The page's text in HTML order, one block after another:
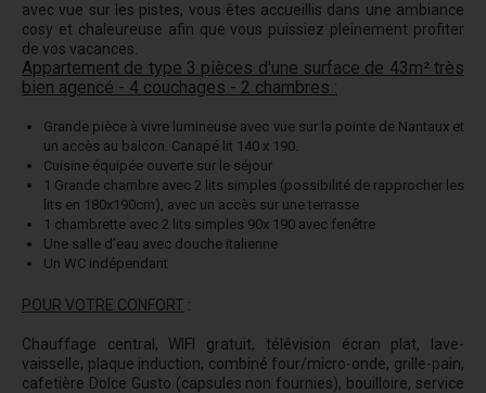
avec vue sur les pistes, vous êtes accueillis dans une ambiance
cosy et chaleureuse afin que vous puissiez pleinement profiter
de vos vacances.
Appartement de type 3 pièces d'une surface de 43m² très
bien agencé - 4 couchages - 2 chambres :
Grande pièce à vivre lumineuse avec vue sur la pointe de Nantaux et
un accès au balcon. Canapé lit 140 x 190.
Cuisine équipée ouverte sur le séjour
1 Grande chambre avec 2 lits simples (possibilité de rapprocher les
lits en 180x190cm), avec un accès sur une terrasse
1 chambrette avec 2 lits simples 90x 190 avec fenêtre
Une salle d’eau avec douche italienne
Un WC indépendant
POUR VOTRE CONFORT :
Chauffage central, WIFI gratuit, télévision écran plat, lave-
vaisselle, plaque induction, combiné four/micro-onde, grille-pain,
cafetière Dolce Gusto (capsules non fournies), bouilloire, service